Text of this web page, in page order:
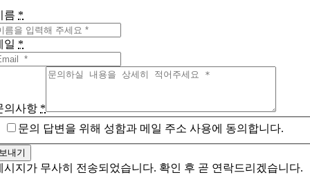
름 *
일 *
의사항 *
문의 답변을 위해 성함과 메일 주소 사용에 동의합니다.
내기
시지가 무사히 전송되었습니다. 확인 후 곧 연락드리겠습니다.